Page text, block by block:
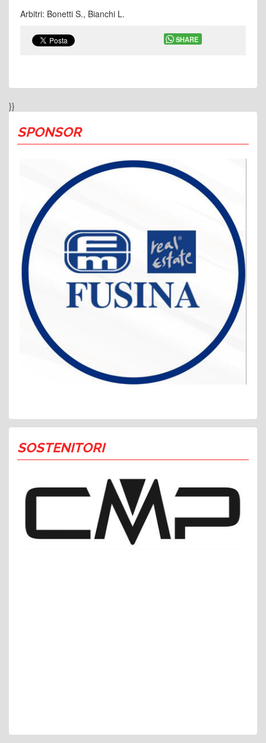
}}
SPONSOR
SOSTENITORI
Arbitri: Bonetti S., Bianchi L.
SHARE